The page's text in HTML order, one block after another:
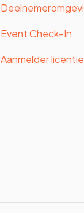
Event Check-In
Check-in
Aanmelder licentie